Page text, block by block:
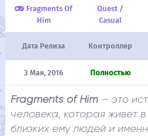
Fragments Of
Him
Quest/
Casual
Дата Релиза Контроллер
3 Мая, 2016 Полностью
Fragments of Him— это
человека, которая живет
близких ему людей и